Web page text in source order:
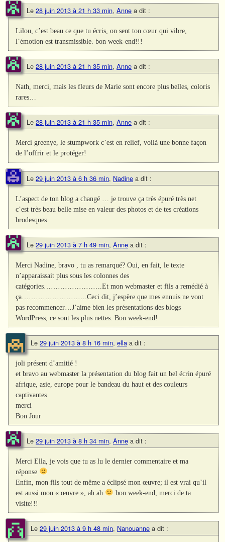
Le 28 juin 2013 à 21 h 33 min, Anne a dit :
Lilou, c’est beau ce que tu écris, on sent ton cœur qui vibre,
l’émotion est transmissible. bon week-end!!!
Le 28 juin 2013 à 21 h 35 min, Anne a dit :
Nath, merci, mais les fleurs de Marie sont encore plus belles, coloris
rares…
Le 28 juin 2013 à 21 h 35 min, Anne a dit :
Merci greenye, le stumpwork c’est en relief, voilà une bonne façon
de l’offrir et le protéger!
Le 29 juin 2013 à 6 h 36 min, Nadine a dit :
L’aspect de ton blog a changé … je trouve ça très épuré très net
c’est très beau belle mise en valeur des photos et de tes créations
brodesques
Le 29 juin 2013 à 7 h 49 min, Anne a dit :
Merci Nadine, bravo , tu as remarqué? Oui, en fait, le texte
n’apparaissait plus sous les colonnes des
catégories…………………….Et mon webmaster et fils a remédié à
ça……………………….Ceci dit, j’espère que mes ennuis ne vont
pas recommencer…J’aime bien les présentations des blogs
WordPress; ce sont les plus nettes. Bon week-end!
Le 29 juin 2013 à 8 h 16 min, ella a dit :
joli présent d’amitié !
et bravo au webmaster la présentation du blog fait un bel écrin épuré
afrique, asie, europe pour le bandeau du haut et des couleurs
captivantes
merci
Bon Jour
Le 29 juin 2013 à 8 h 34 min, Anne a dit :
Merci Ella, je vois que tu as lu le dernier commentaire et ma
réponse
Enfin, mon fils tout de même a éclipsé mon œuvre; il est vrai qu’il
est aussi mon « œuvre », ah ah
bon week-end, merci de ta
visite!!!
Le 29 juin 2013 à 9 h 48 min, Nanouanne a dit :